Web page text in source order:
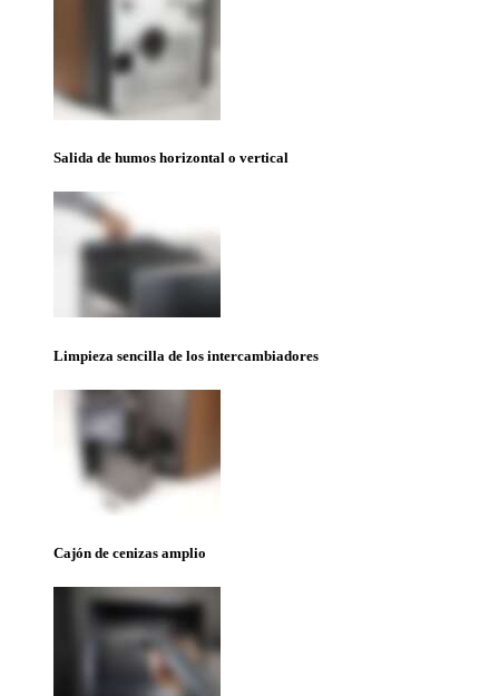
Salida de humos horizontal o vertical
Limpieza sencilla de los intercambiadores
Cajón de cenizas amplio